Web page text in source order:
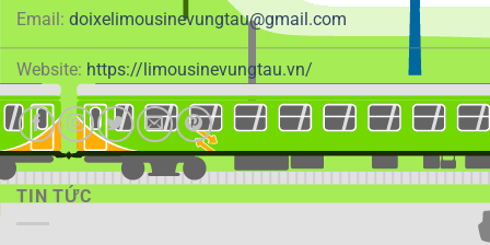
Email: doixelimousinevungtau@gmail.com
Website: https://limousinevungtau.vn/
TIN TỨC